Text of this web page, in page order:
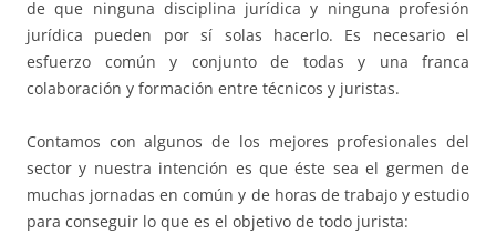
de que ninguna disciplina jurídica y ninguna profesión
jurídica pueden por sí solas hacerlo. Es necesario el
esfuerzo común y conjunto de todas y una franca
colaboración y formación entre técnicos y juristas.
Contamos con algunos de los mejores profesionales del
sector y nuestra intención es que éste sea el germen de
muchas jornadas en común y de horas de trabajo y estudio
para conseguir lo que es el objetivo de todo jurista: